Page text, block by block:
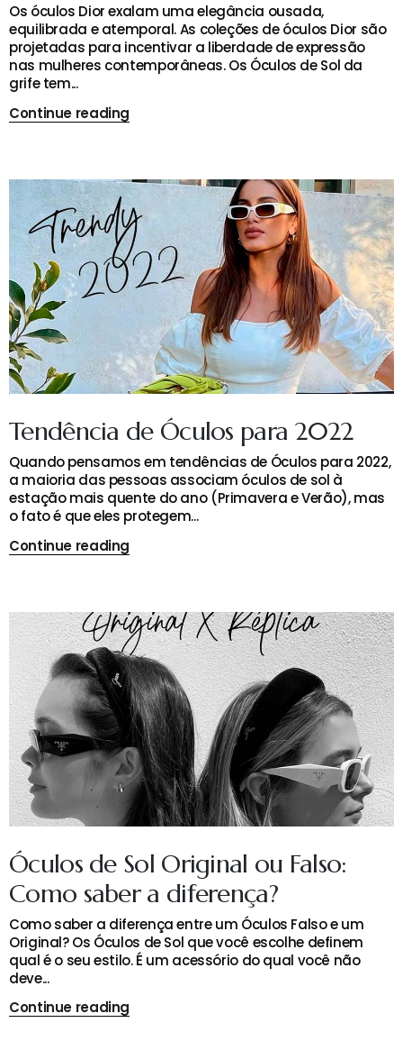
Os óculos Dior exalam uma elegância ousada,
equilibrada e atemporal. As coleções de óculos Dior são
projetadas para incentivar a liberdade de expressão
nas mulheres contemporâneas. Os Óculos de Sol da
grife tem...
Continue reading
Tendência de Óculos para 2022
Quando pensamos em tendências de Óculos para 2022,
a maioria das pessoas associam óculos de sol à
estação mais quente do ano (Primavera e Verão), mas
o fato é que eles protegem...
Continue reading
Óculos de Sol Original ou Falso:
Como saber a diferença?
Como saber a diferença entre um Óculos Falso e um
Original? Os Óculos de Sol que você escolhe definem
qual é o seu estilo. É um acessório do qual você não
deve...
Continue reading